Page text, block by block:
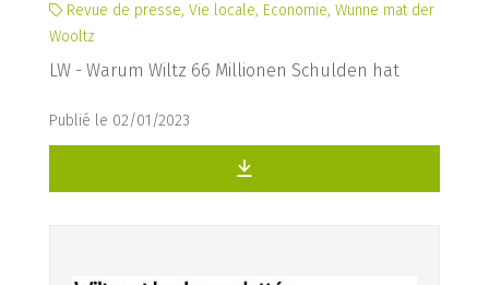
Revue de presse, Vie locale, Economie, Wunne mat der
Wooltz
LW - Warum Wiltz 66 Millionen Schulden hat
Publié le 02/01/2023